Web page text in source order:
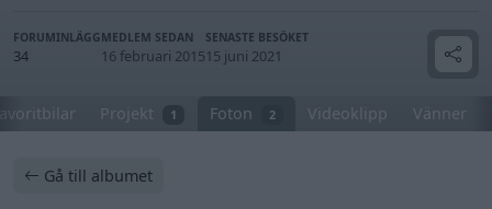
FORUMINLÄGG
34
MEDLEM SEDAN
16 februari 2015
SENASTE BESÖKET
15 juni 2021
Projekt 1 Foton 2 Videoklipp Vänner
Gå till albumet